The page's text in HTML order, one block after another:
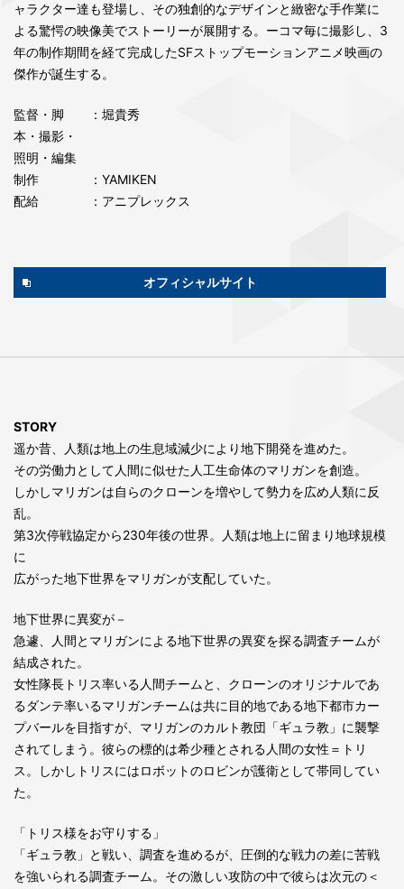
ャラクター達も登場し、その独創的なデザインと緻密な手作業に
よる驚愕の映像美でストーリーが展開する。ーコマ毎に撮影し、3
年の制作期間を経て完成したSFストップモーションアニメ映画の
傑作が誕生する。
監督・脚
本・撮影・
照明・編集
：堀貴秀
制作
：YAMIKEN
配給
：アニプレックス
オフィシャルサイト
STORY
遥か昔、人類は地上の生息域減少により地下開発を進めた。
その労働力として人間に似せた人工生命体のマリガンを創造。
しかしマリガンは自らのクローンを増やして勢力を広め人類に反
乱。
第3次停戦協定から230年後の世界。人類は地上に留まり地球規模
に
広がった地下世界をマリガンが支配していた。
地下世界に異変が－
急遽、人間とマリガンによる地下世界の異変を探る調査チームが
結成された。
女性隊長トリス率いる人間チームと、クローンのオリジナルであ
るダンテ率いるマリガンチームは共に目的地である地下都市カー
プバールを目指すが、マリガンのカルト教団「ギュラ教」に襲撃
されてしまう。彼らの標的は希少種とされる人間の女性＝トリ
ス。しかしトリスにはロボットのロビンが護衛として帯同してい
た。
「トリス様をお守りする」
「ギュラ教」と戦い、調査を進めるが、圧倒的な戦力の差に苦戦
を強いられる調査チーム。その激しい攻防の中で彼らは次元の＜